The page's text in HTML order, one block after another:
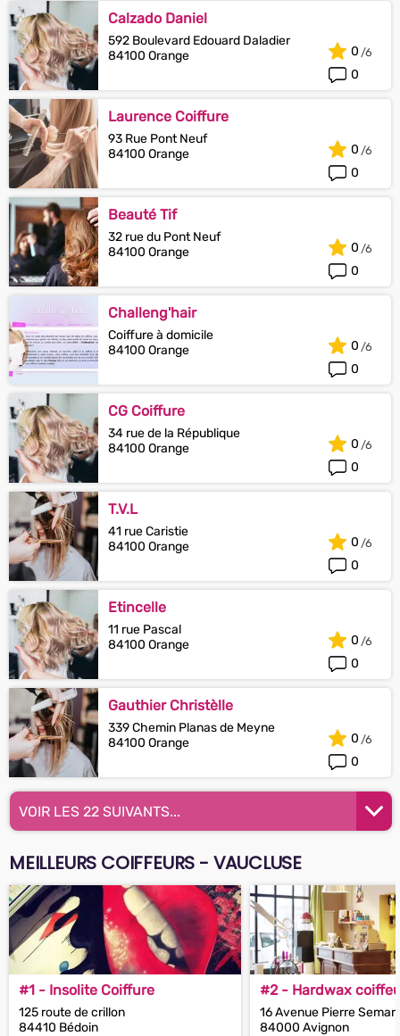
Calzado Daniel
592 Boulevard Edouard Daladier
84100 Orange
0
0
Laurence Coiffure
93 Rue Pont Neuf
84100 Orange
0
0
Beauté Tif
32 rue du Pont Neuf
84100 Orange
0
0
Challeng'hair
Coiffure à domicile
84100 Orange
0
0
CG Coiffure
34 rue de la République
84100 Orange
0
0
T.V.L
41 rue Caristie
84100 Orange
0
0
Etincelle
11 rue Pascal
84100 Orange
0
0
Gauthier Christèlle
339 Chemin Planas de Meyne
84100 Orange
0
0
VOIR LES 22 SUIVANTS...
MEILLEURS COIFFEURS - VAUCLUSE
#1 - Insolite Coiffure
125 route de crillon
84410 Bédoin
#2 - Hardwax
16 Avenue Pierre
84000 Avignon